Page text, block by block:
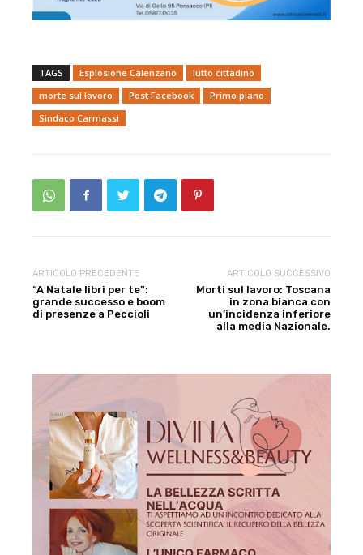
TAGS Esplosione Calenzano
lutto cittadino
morte sul lavoro
Post Facebook
Primo piano
Sindaco Carmassi
ARTICOLO PRECEDENTE
“A Natale libri per te”:
grande successo e boom
di presenze a Peccioli
ARTICOLO SUCCESSIVO
Morti sul lavoro: Toscana
in zona bianca con
un’incidenza inferiore
alla media Nazionale.